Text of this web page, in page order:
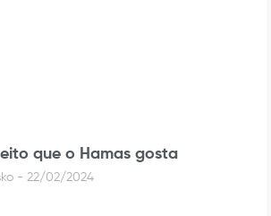
que o Hamas gosta
22/02/2024